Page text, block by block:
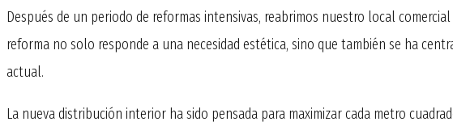
Después de un periodo de reformas intensivas, reabrimos nuestro local
reforma no solo responde a una necesidad estética, sino que también se ha
actual.
La nueva distribución interior ha sido pensada para maximizar cada metro